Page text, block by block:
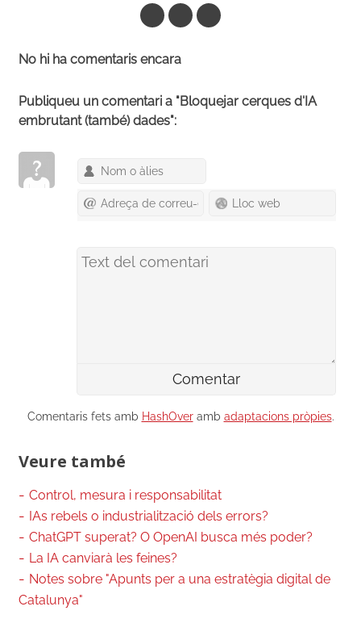
No hi ha comentaris encara
Publiqueu un comentari a "Bloquejar cerques d'IA
embrutant (també) dades":
Comentaris fets amb HashOveramb adaptacions pròpies.
Veure també
Control, mesura i responsabilitat
IAs rebels o industrialització dels errors?
ChatGPT superat? O OpenAI busca més poder?
La IA canviarà les feines?
Notes sobre "Apunts per a una estratègia digital de
Catalunya"